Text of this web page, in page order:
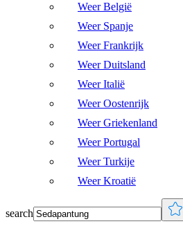
Weer België
Weer Spanje
Weer Frankrijk
Weer Duitsland
Weer Italië
Weer Oostenrijk
Weer Griekenland
Weer Portugal
Weer Turkije
Weer Kroatië
search